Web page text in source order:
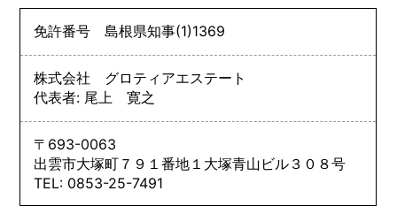
免許番号島根県知事(1)1369
株式会社 グロティアエステート
代表者: 尾上 寛之
〒693-0063
出雲市大塚町７９１番地１大塚青山ビル３０８号
TEL: 0853-25-7491